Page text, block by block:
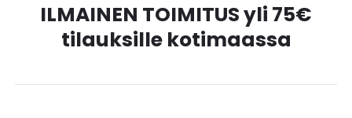
ILMAINEN TOIMITUS yli 75€
tilauksille kotimaassa